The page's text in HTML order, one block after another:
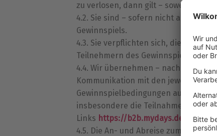
zu verlosen, dann gilt – soweit nicht
Sie sind – sofern nicht anders
Gewinnspiels.
Sie verpflichten sich, die JSMD
Teilnehmern des Gewinnspiels zu
Wir übernehmen – nach
Kommunikation mit den jeweiligen
Gewinnspielbedingungen
insbesondere die
Links https://b2b.mydays.de/agb/,
Die An- und Abreise zum